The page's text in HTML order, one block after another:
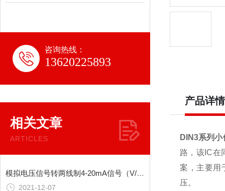
咨询热线：
13620225893
相关文章
ARTICLES
模拟电压信号转两线制4-20mA信号（V/I）转换隔离放大器方案
2021-12-07
产品详情
DIN3系列
路，该IC在
案，主要用
压。